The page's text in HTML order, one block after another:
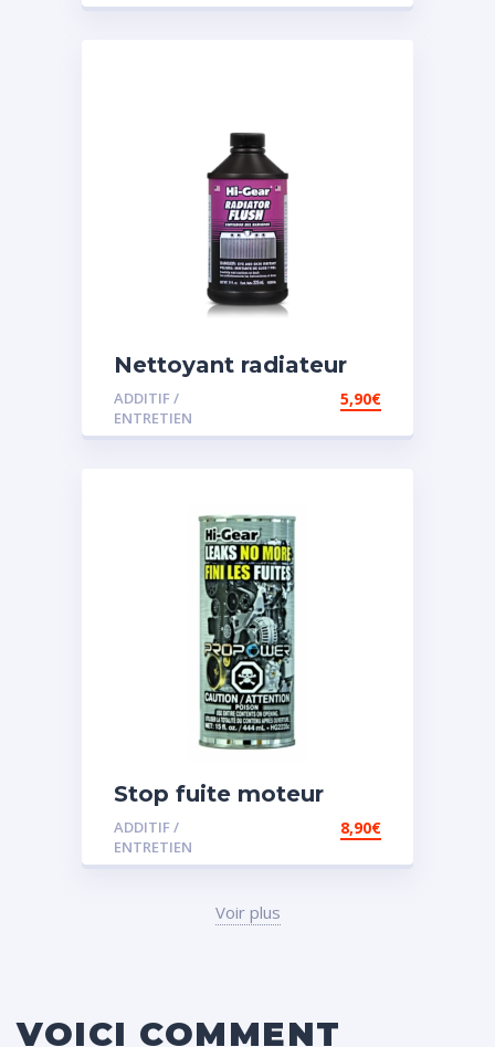
Nettoyant radiateur
ADDITIF /
ENTRETIEN
5,90€
Stop fuite moteur
ADDITIF /
ENTRETIEN
8,90€
Voir plus
VOICI COMMENT